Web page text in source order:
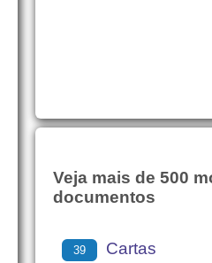
Veja mais de 500
documentos
39 Cartas